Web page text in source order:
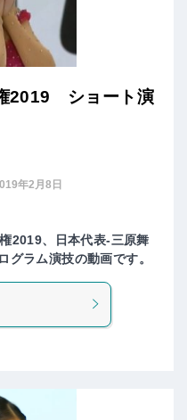
2019 ショート演
年2月8日
2019、日本代表-三原舞
ラム演技の動画です。